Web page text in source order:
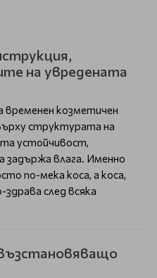
на увредената
временен козметичен
структурата на
устойчивост,
задържа влага. Именно
по-мека коса, а коса,
след всяка